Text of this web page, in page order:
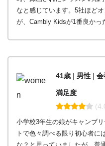
なと感じています。5社ほど
が、Cambly Kidsが1番良かっ
41歳 | 男性 | 会
満足度
小学校3年生の娘がキャンブ
トで色々調べる限り初心者に